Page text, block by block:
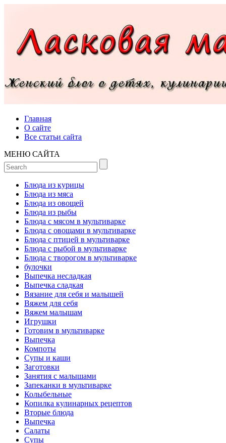
Главная
О сайте
Все статьи сайта
МЕНЮ САЙТА
Блюда из курицы
Блюда из мяса
Блюда из овощей
Блюда из рыбы
Блюда с мясом в мультиварке
Блюда с овощами в мультиварке
Блюда с птицей в мультиварке
Блюда с рыбой в мультиварке
Блюда с творогом в мультиварке
булочки
Выпечка несладкая
Выпечка сладкая
Вязание для себя и малышей
Вяжем для себя
Вяжем малышам
Игрушки
Готовим в мультиварке
Выпечка
Компоты
Супы и каши
Заготовки
Занятия с малышами
Запеканки в мультиварке
Колыбельные
Копилка кулинарных рецептов
Вторые блюда
Выпечка
Салаты
Супы